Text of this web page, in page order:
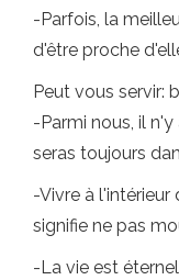
-Parfois, la
d'être proche
Peut vous servir:
-Parmi nous, il
seras toujours
-Vivre à
signifie ne pas
-La vie est